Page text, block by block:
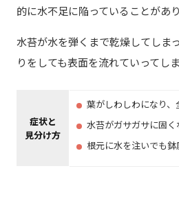
的に水不足に陥っていることがあり
水苔が水を弾くまで乾燥してしま
りをしても表面を流れていってしま
症状と
見分け方
葉がしわしわになり
水苔がガサガサに固く
根元に水を注いでも